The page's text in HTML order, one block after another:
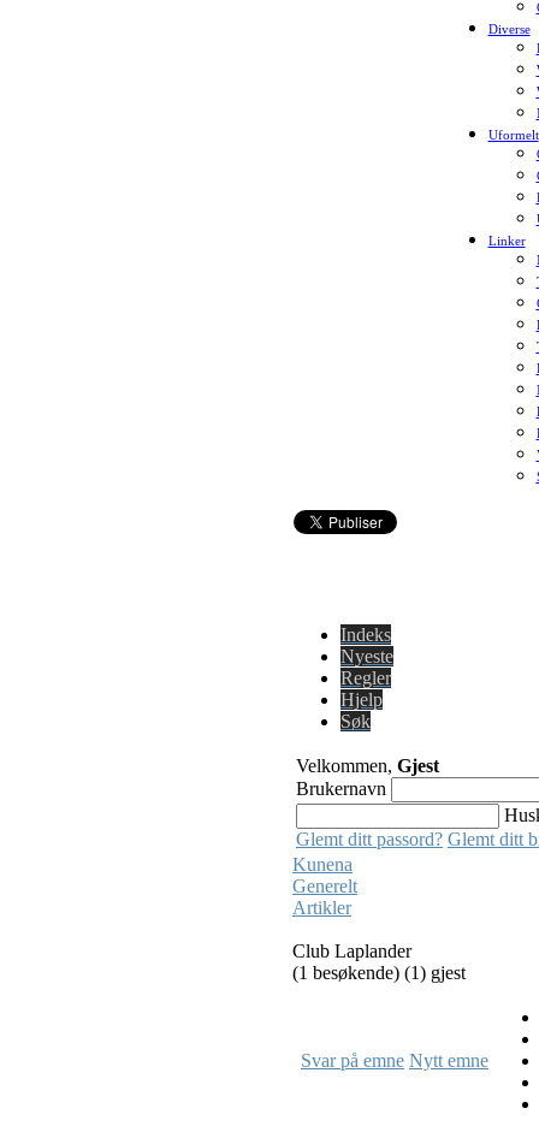
Diverse
Uformelt
Linker
Indeks
Nyeste
Regler
Hjelp
Søk
Velkommen, Gjest
Brukernavn
Glemt ditt passord? Glemt ditt
Kunena
Generelt
Artikler
Club Laplander
(1 besøkende) (1) gjest
Svar på emne Nytt emne